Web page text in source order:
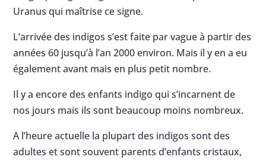
Uranus qui maîtrise ce signe.
L’arrivée des indigos s’est faite par vague à partir des
années 60 jusqu’à l’an 2000 environ. Mais il y en a eu
également avant mais en plus petit nombre.
Il y a encore des enfants indigo qui s’incarnent de
nos jours mais ils sont beaucoup moins nombreux.
A l’heure actuelle la plupart des indigos sont des
adultes et sont souvent parents d’enfants cristaux,